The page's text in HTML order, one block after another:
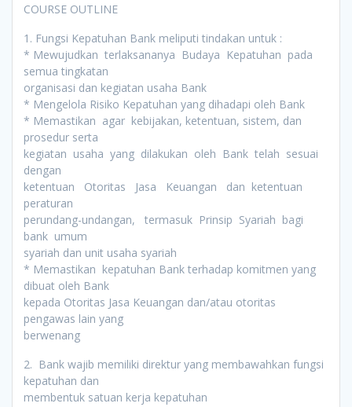
COURSE OUTLINE
1. Fungsi Kepatuhan Bank meliputi tindakan untuk :
* Mewujudkan terlaksananya Budaya Kepatuhan pada
semua tingkatan
organisasi dan kegiatan usaha Bank
* Mengelola Risiko Kepatuhan yang dihadapi oleh Bank
* Memastikan agar kebijakan, ketentuan, sistem, dan
prosedur serta
kegiatan usaha yang dilakukan oleh Bank telah sesuai
dengan
ketentuan Otoritas Jasa Keuangan dan ketentuan
peraturan
perundang-undangan, termasuk Prinsip Syariah bagi
bank umum
syariah dan unit usaha syariah
* Memastikan kepatuhan Bank terhadap komitmen yang
dibuat oleh Bank
kepada Otoritas Jasa Keuangan dan/atau otoritas
pengawas lain yang
berwenang
2. Bank wajib memiliki direktur yang membawahkan fungsi
kepatuhan dan
membentuk satuan kerja kepatuhan